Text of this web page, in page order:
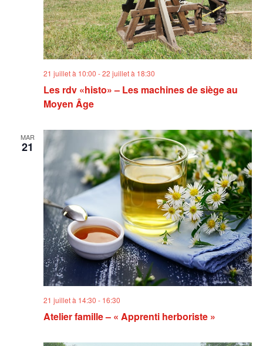
Les rdv «histo» – Les machines de siège au
Moyen Âge
21 juillet à 10:00 -22 juillet à 18:30
MAR
21
Atelier famille – « Apprenti herboriste »
21 juillet à 14:30 - 16:30